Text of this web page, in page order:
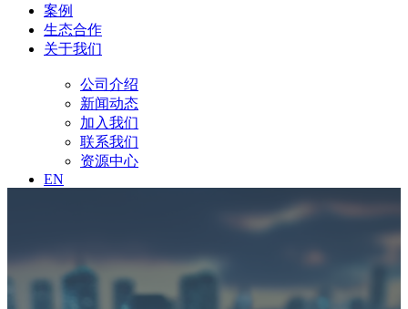
案例
生态合作
关于我们
公司介绍
新闻动态
加入我们
联系我们
资源中心
EN